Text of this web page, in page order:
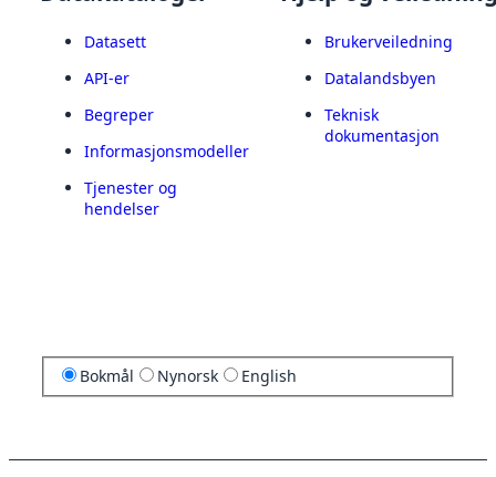
Datasett
API-er
Begreper
Informasjonsmodeller
Tjenester og
hendelser
Brukerveiledning
Datalandsbyen
Teknisk
dokumentasjon
Bokmål Nynorsk English